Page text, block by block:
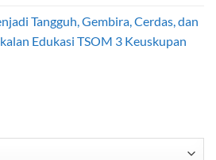
Tangguh, Gembira, Cerdas, dan
Edukasi TSOM 3 Keuskupan